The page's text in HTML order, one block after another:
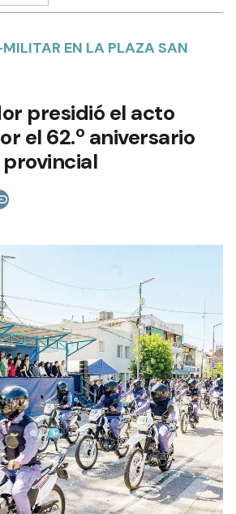
EN LA PLAZA SAN
presidió el acto
el 62.º aniversario
provincial